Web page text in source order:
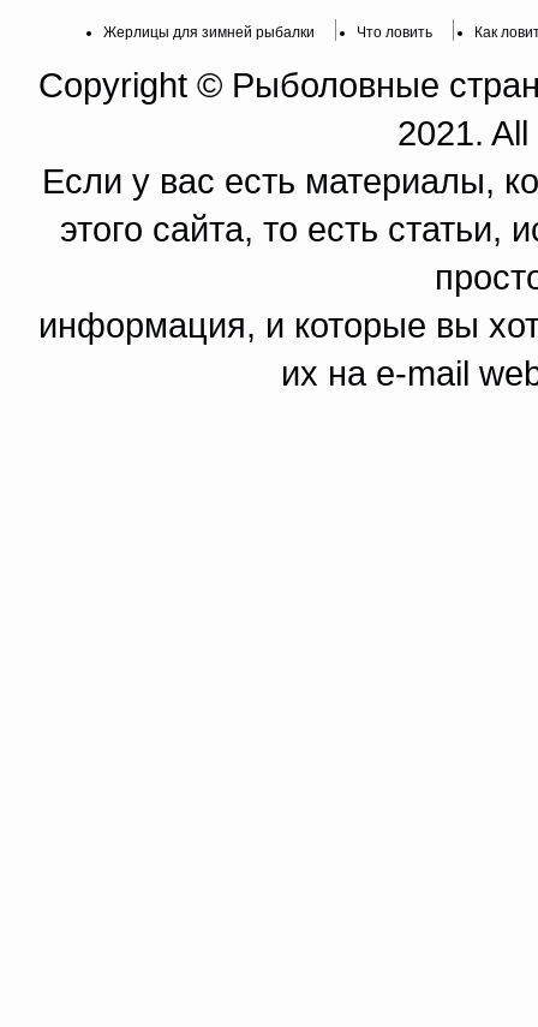
Жерлицы для зимней рыбалки Что ловить Как
Copyright © Рыболовные
2021.
Если у вас есть материалы,
этого сайта, то есть
информация, и которые вы
их на e-mail